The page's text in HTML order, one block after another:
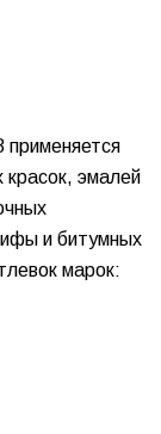
применяется
красок, эмалей
и битумных
марок: